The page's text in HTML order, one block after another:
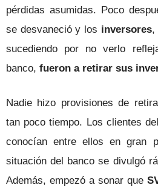
pérdidas asumidas. Poco
se desvaneció y los inversores,
sucediendo por no verlo
banco, fueron a retirar sus
Nadie hizo provisiones de
tan poco tiempo. Los clientes
conocían entre ellos en gran
situación del banco se divulgó
Además, empezó a sonar que